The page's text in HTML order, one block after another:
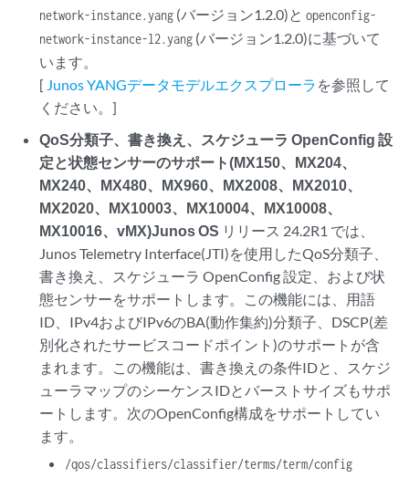
network-instance.yang (バージョン1.2.0)とopenconfig-
network-instance-l2.yang (バージョン1.2.0)に基づいて
います。
[ Junos YANGデータモデルエクスプローラ を参照して
ください。]
QoS分類子、書き換え、スケジューラ OpenConfig 設
定と状態センサーのサポート(MX150、MX204、
MX240、MX480、MX960、MX2008、MX2010、
MX2020、MX10003、MX10004、MX10008、
MX10016、vMX)Junos OS リリース 24.2R1 では、
Junos Telemetry Interface(JTI)を使用したQoS分類子、
書き換え、スケジューラ OpenConfig 設定、および状
態センサーをサポートします。この機能には、用語
ID、IPv4およびIPv6のBA(動作集約)分類子、DSCP(差
別化されたサービスコードポイント)のサポートが含
まれます。この機能は、書き換えの条件IDと、スケジ
ューラマップのシーケンスIDとバーストサイズもサポ
ートします。次のOpenConfig構成をサポートしてい
ます。
/qos/classifiers/classifier/terms/term/config